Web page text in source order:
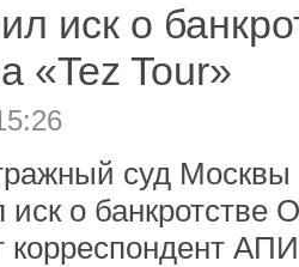
иск о
«Tez Tour»
суд Москвы
иск о
корреспондент